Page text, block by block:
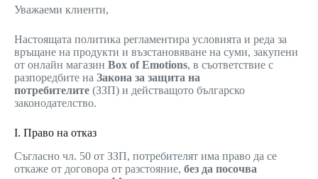
Уважаеми клиенти,
Настоящата политика регламентира условията и реда за
връщане на продукти и възстановяване на суми, закупени
от онлайн магазин Box of Emotions, в съответствие с
разпоредбите на Закона за защита на
потребителите (ЗЗП) и действащото българско
законодателство.
I. Право на отказ
Съгласно чл. 50 от ЗЗП, потребителят има право да се
откаже от договора от разстояние, без да посочва